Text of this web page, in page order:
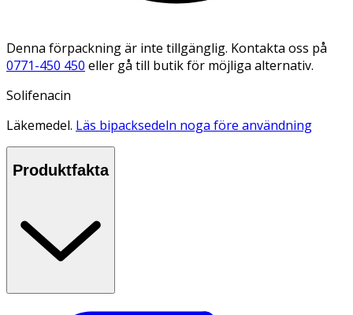
Denna förpackning är inte tillgänglig. Kontakta oss på
0771-450 450 eller gå till butik för möjliga alternativ.
Solifenacin
Läkemedel. Läs bipacksedeln noga före användning
Produktfakta